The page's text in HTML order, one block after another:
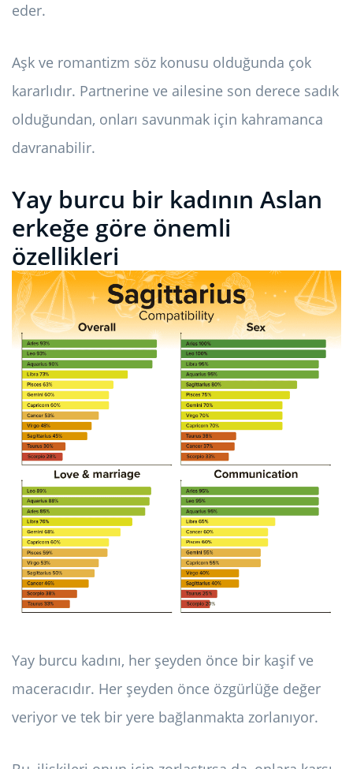
eder.
Aşk ve romantizm söz konusu olduğunda çok
kararlıdır. Partnerine ve ailesine son derece sadık
olduğundan, onları savunmak için kahramanca
davranabilir.
Yay burcu bir kadının Aslan
erkeğe göre önemli
özellikleri
Yay burcu kadını, her şeyden önce bir kaşif ve
maceracıdır. Her şeyden önce özgürlüğe değer
veriyor ve tek bir yere bağlanmakta zorlanıyor.